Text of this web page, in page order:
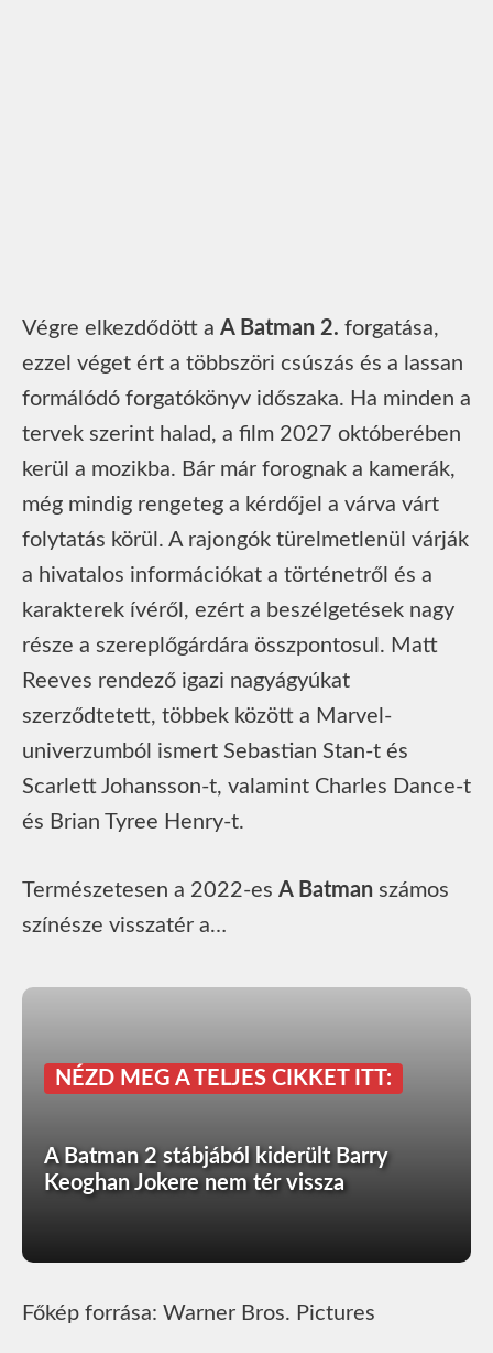
Végre elkezdődött a A Batman 2. forgatása,
ezzel véget ért a többszöri csúszás és a lassan
formálódó forgatókönyv időszaka. Ha minden a
tervek szerint halad, a film 2027 októberében
kerül a mozikba. Bár már forognak a kamerák,
még mindig rengeteg a kérdőjel a várva várt
folytatás körül. A rajongók türelmetlenül várják
a hivatalos információkat a történetről és a
karakterek ívéről, ezért a beszélgetések nagy
része a szereplőgárdára összpontosul. Matt
Reeves rendező igazi nagyágyúkat
szerződtetett, többek között a Marvel-
univerzumból ismert Sebastian Stan-t és
Scarlett Johansson-t, valamint Charles Dance-t
és Brian Tyree Henry-t.
Természetesen a 2022-es A Batman számos
színésze visszatér a…
NÉZD MEG A TELJES CIKKET ITT:
A Batman 2 stábjából kiderült Barry
Keoghan Jokere nem tér vissza
Főkép forrása: Warner Bros. Pictures